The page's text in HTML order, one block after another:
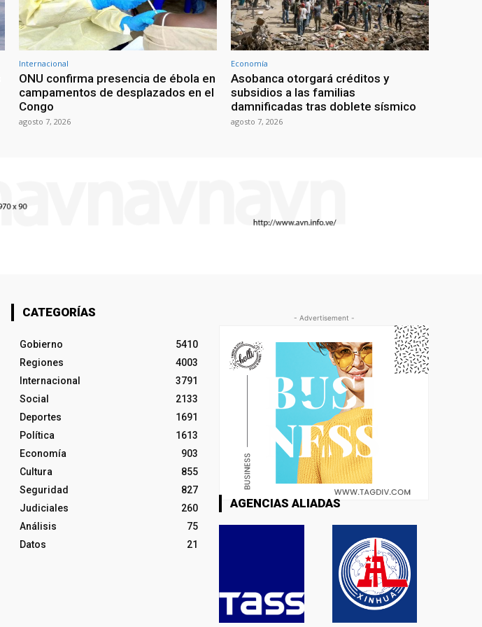
Internacional
ONU confirma presencia de ébola en
campamentos de desplazados en el
Congo
agosto 7, 2026
Economía
Asobanca otorgará créditos y
subsidios a las familias
damnificadas tras doblete sísmico
agosto 7, 2026
CATEGORÍAS
Gobierno
5410
Regiones
4003
Internacional
3791
Social
2133
Deportes
1691
Política
1613
Economía
903
Cultura
855
Seguridad
827
Judiciales
260
Análisis
75
Datos
21
- Advertisement -
AGENCIAS ALIADAS